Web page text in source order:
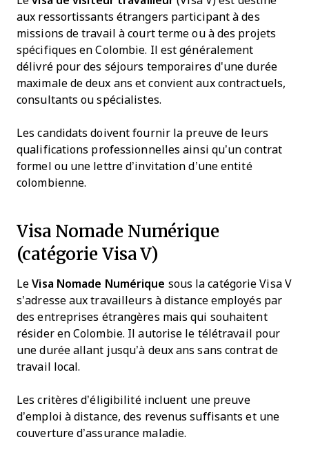
aux ressortissants étrangers participant à des
missions de travail à court terme ou à des projets
spécifiques en Colombie. Il est généralement
délivré pour des séjours temporaires d'une durée
maximale de deux ans et convient aux contractuels,
consultants ou spécialistes.
Les candidats doivent fournir la preuve de leurs
qualifications professionnelles ainsi qu’un contrat
formel ou une lettre d’invitation d’une entité
colombienne.
Visa Nomade Numérique
(catégorie Visa V)
LeVisa Nomade Numérique sous la catégorie Visa V
s’adresse aux travailleurs à distance employés par
des entreprises étrangères mais qui souhaitent
résider en Colombie. Il autorise le télétravail pour
une durée allant jusqu’à deux ans sans contrat de
travail local.
Les critères d’éligibilité incluent une preuve
d’emploi à distance, des revenus suffisants et une
couverture d’assurance maladie.